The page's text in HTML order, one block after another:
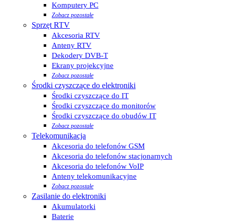
Komputery PC
Zobacz pozostałe
Sprzęt RTV
Akcesoria RTV
Anteny RTV
Dekodery DVB-T
Ekrany projekcyjne
Zobacz pozostałe
Środki czyszczące do elektroniki
Środki czyszczące do IT
Środki czyszczące do monitorów
Środki czyszczące do obudów IT
Zobacz pozostałe
Telekomunikacja
Akcesoria do telefonów GSM
Akcesoria do telefonów stacjonarnych
Akcesoria do telefonów VoIP
Anteny telekomunikacyjne
Zobacz pozostałe
Zasilanie do elektroniki
Akumulatorki
Baterie